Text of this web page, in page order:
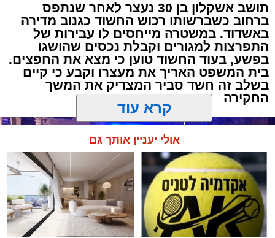
תושב אשקלון בן 30 נעצר לאחר שנתפס
ברחוב כשברשותו רכוש החשוד כגנוב מדירה
באשדוד. במשטרה מייחסים לו עבירות של
התפרצות למגורים וקבלת נכסים שהושגו
בפשע, בעוד החשוד טוען כי מצא את החפצים.
בית המשפט האריך את מעצרו וקבע כי קיים
בשלב זה חשד סביר המצדיק את המשך
החקירה
קרא עוד
אולי יעניין אותך גם